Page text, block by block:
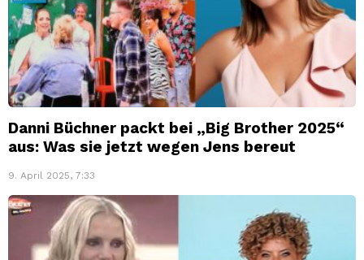
Danni Büchner packt bei „Big Brother 2025“
aus: Was sie jetzt wegen Jens bereut
9. April 2025, 7:33